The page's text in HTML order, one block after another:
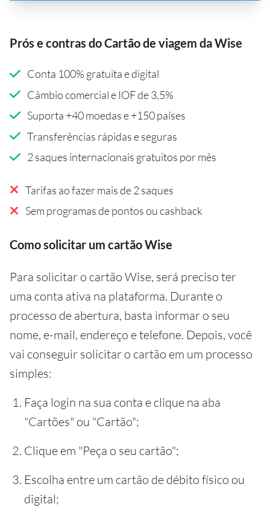
Prós e contras do Cartão de viagem da Wise
Conta 100% gratuita e digital
Câmbio comercial e IOF de 3,5%
Suporta +40 moedas e +150 países
Transferências rápidas e seguras
2 saques internacionais gratuitos por mês
Tarifas ao fazer mais de 2 saques
Sem programas de pontos ou cashback
Como solicitar um cartão Wise
Para solicitar o cartão Wise, será preciso ter
uma conta ativa na plataforma. Durante o
processo de abertura, basta informar o seu
nome, e-mail, endereço e telefone. Depois, você
vai conseguir solicitar o cartão em um processo
simples:
Faça login na sua conta e clique na aba
"Cartões" ou "Cartão";
Clique em "Peça o seu cartão";
Escolha entre um cartão de débito físico ou
digital;